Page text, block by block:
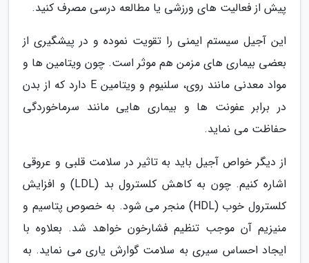
پیش از فعالیت های ورزشی یا مطالعه درسی مصرف کنید.
این آجیل سیستم ایمنی را تقویت نموده و در پیشگیری از
بعضی بیماری های مزمن هم موثر است. چون ویتامین ها و
مواد معدنی مانند روی، سلنیوم و ویتامین E دارد که از بدن
در برابر عفونت ها و بیماری هایی مانند سرماخوردگی
حفاظت می نماید.
از دیگر خواص آجیل باید به تاثیر در سلامت قلبی و عروقی
اشاره کنیم. چون به کاهش کلسترول بد (LDL) و افزایش
کلسترول خوب (HDL) منجر می شود. به خصوص پتاسیم و
منیزیم آن موجب تنظیم فشارخون خواهد شد. بعلاوه با
ایجاد احساس سیری به سلامت گوارش یاری می نماید. به